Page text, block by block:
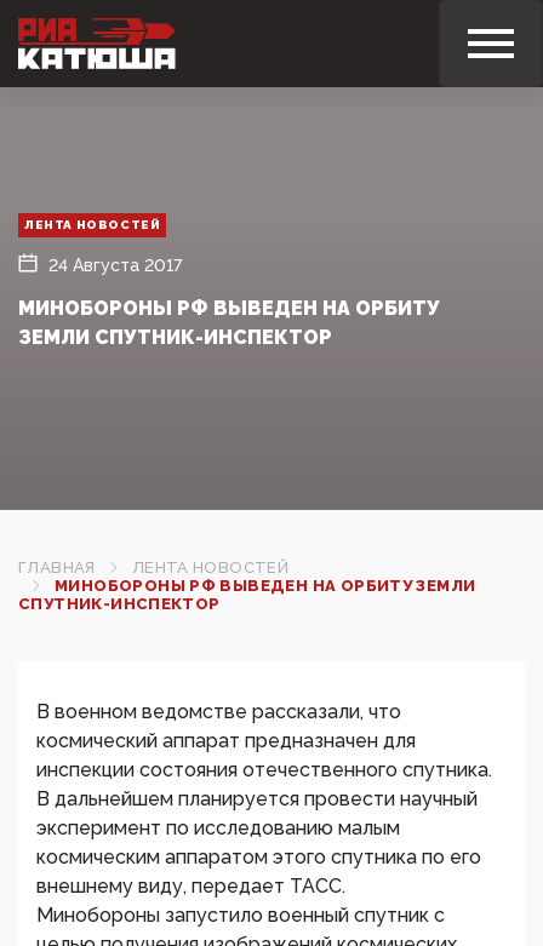
ЛЕНТА НОВОСТЕЙ
24 Августа 2017
МИНОБОРОНЫ РФ ВЫВЕДЕН НА ОРБИТУ
ЗЕМЛИ СПУТНИК-ИНСПЕКТОР‍
ГЛАВНАЯ
ЛЕНТА НОВОСТЕЙ
МИНОБОРОНЫ РФ ВЫВЕДЕН НА ОРБИТУ ЗЕМЛИ
СПУТНИК-ИНСПЕКТОР‍
В военном ведомстве рассказали, что
космический аппарат предназначен для
инспекции состояния отечественного спутника.
В дальнейшем планируется провести научный
эксперимент по исследованию малым
космическим аппаратом этого спутника по его
внешнему виду, передает ТАСС.
Минобороны запустило военный спутник с